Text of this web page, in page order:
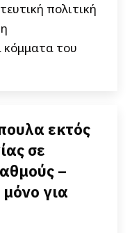
πολιτική
κόμματα του
εκτός
σε
–
για